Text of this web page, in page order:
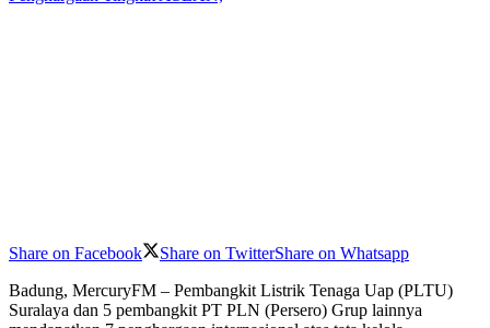
Share on Facebook Share on TwitterShare on Whatsapp
Badung, MercuryFM – Pembangkit Listrik Tenaga Uap (PLTU)
Suralaya dan 5 pembangkit PT PLN (Persero) Grup lainnya